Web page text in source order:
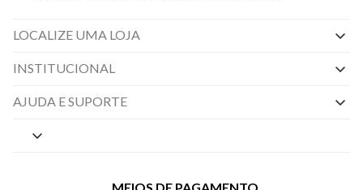
LOCALIZE UMA LOJA
INSTITUCIONAL
Nossas Lojas
Políticas de Privacidade
AJUDA E SUPORTE
Central de Preferências
Perguntas frequentes